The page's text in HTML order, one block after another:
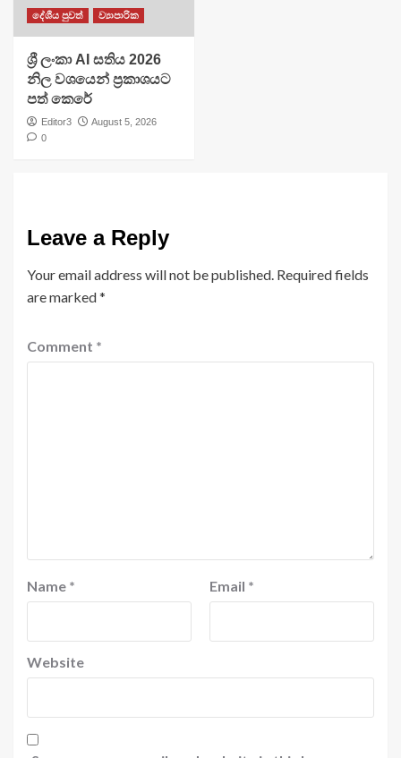
දේශීය පුවත් ව්‍යාපාරික
ශ්‍රී ලංකා AI සතිය 2026
නිල වශයෙන් ප්‍රකාශයට
පත් කෙරේ
Editor3
August 5, 2026
0
Leave a Reply
Your email address will not be published. Required fields
are marked*
Comment *
Name * Email *
Website